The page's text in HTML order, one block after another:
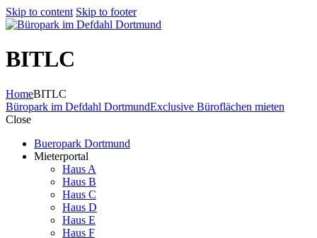
Skip to content Skip to footer
BITLC
HomeBITLC
Büropark im Defdahl DortmundExclusive Büroflächen mieten
Close
Bueropark Dortmund
Mieterportal
Haus A
Haus B
Haus C
Haus D
Haus E
Haus F